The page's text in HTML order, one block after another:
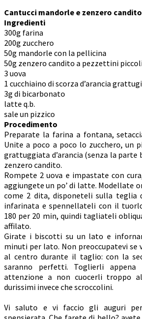
Cantucci mandorle e zenzero candito
Ingredienti
300g farina
200g zucchero
50g mandorle con la pellicina
50g zenzero candito a pezzettini
3 uova
1 cucchiaino di scorza d’arancia
3g di bicarbonato
latte q.b.
sale un pizzico
Procedimento
Preparate la farina a fontana,
Unite a poco a poco lo zucchero, un
grattuggiata d’arancia (senza la parte
zenzero candito.
Rompete 2 uova e impastate con
aggiungete un po’ di latte. Modellate
come 2 dita, disponeteli sulla teglia
infarinata e spennellateli con il
180 per 20 min, quindi tagliateli
affilato.
Girate i biscotti su un lato e
minuti per lato. Non preoccupatevi se
al centro durante il taglio: con la
saranno perfetti. Toglierli appena
attenzione a non cuocerli troppo
durissimi invece che scroccolini.
Vi saluto e vi faccio gli auguri